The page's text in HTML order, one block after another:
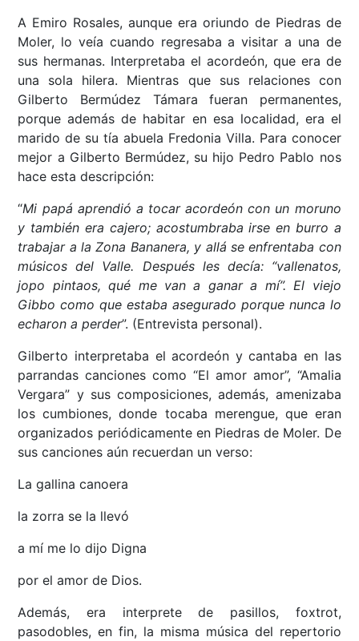
A Emiro Rosales, aunque era oriundo de Piedras de
Moler, lo veía cuando regresaba a visitar a una de
sus hermanas. Interpretaba el acordeón, que era de
una sola hilera. Mientras que sus relaciones con
Gilberto Bermúdez Támara fueran permanentes,
porque además de habitar en esa localidad, era el
marido de su tía abuela Fredonia Villa. Para conocer
mejor a Gilberto Bermúdez, su hijo Pedro Pablo nos
hace esta descripción:
“Mi papá aprendió a tocar acordeón con un moruno
y también era cajero; acostumbraba irse en burro a
trabajar a la Zona Bananera, y allá se enfrentaba con
músicos del Valle. Después les decía: “vallenatos,
jopo pintaos, qué me van a ganar a mí”. El viejo
Gibbo como que estaba asegurado porque nunca lo
echaron a perder”. (Entrevista personal).
Gilberto interpretaba el acordeón y cantaba en las
parrandas canciones como “El amor amor”, “Amalia
Vergara” y sus composiciones, además, amenizaba
los cumbiones, donde tocaba merengue, que eran
organizados periódicamente en Piedras de Moler. De
sus canciones aún recuerdan un verso:
La gallina canoera
la zorra se la llevó
a mí me lo dijo Digna
por el amor de Dios.
Además, era interprete de pasillos, foxtrot,
pasodobles, en fin, la misma música del repertorio